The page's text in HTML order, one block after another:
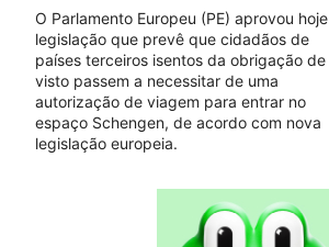
O Parlamento Europeu (PE) aprovou hoje
legislação que prevê que cidadãos de
países terceiros isentos da obrigação de
visto passem a necessitar de uma
autorização de viagem para entrar no
espaço Schengen, de acordo com nova
legislação europeia.